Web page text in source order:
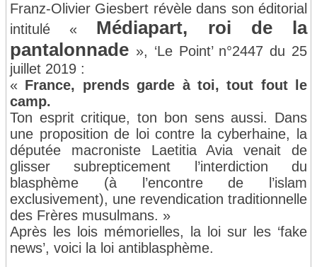
Franz-Olivier Giesbert révèle dans son éditorial
intitulé « Médiapart, roi de la
pantalonnade », ‘Le Point’ n°2447 du 25
juillet 2019 :
« France, prends garde à toi, tout fout le
camp.
Ton esprit critique, ton bon sens aussi. Dans
une proposition de loi contre la cyberhaine, la
députée macroniste Laetitia Avia venait de
glisser subrepticement l’interdiction du
blasphème (à l’encontre de l’islam
exclusivement), une revendication traditionnelle
des Frères musulmans. »
Après les lois mémorielles, la loi sur les ‘fake
news’, voici la loi antiblasphème.